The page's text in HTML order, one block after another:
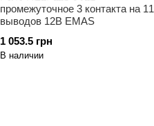
промежуточное 3 контакта на 11
выводов 12В EMAS
1 053.5 грн
В наличии